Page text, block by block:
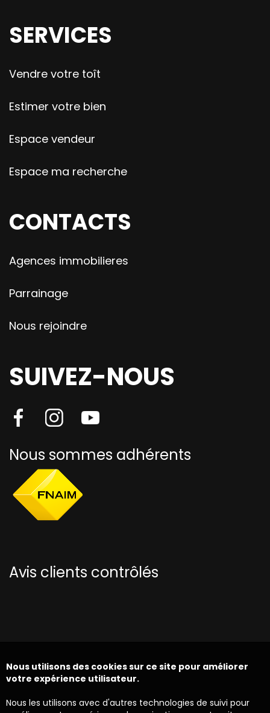
SERVICES
Vendre votre toît
Estimer votre bien
Espace vendeur
Espace ma recherche
CONTACTS
Agences immobilieres
Parrainage
Nous rejoindre
SUIVEZ-NOUS
Nous sommes adhérents
Avis clients contrôlés
Nous utilisons des cookies sur ce site pour améliorer
votre expérience utilisateur.
Nous les utilisons avec d'autres technologies de suivi pour